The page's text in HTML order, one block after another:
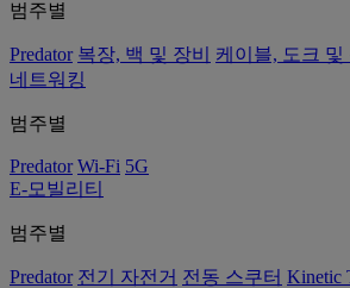
범주별
Predator 복장, 백 및 장비 케이블, 도크 및
네트워킹
범주별
Predator Wi-Fi 5G
E-모빌리티
범주별
Predator 전기 자전거 전동 스쿠터 Kinetic